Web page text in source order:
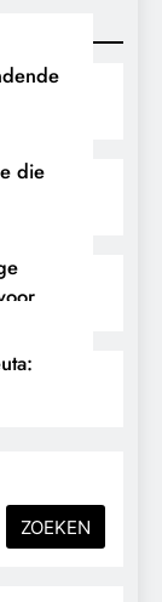
die
ZOEKEN